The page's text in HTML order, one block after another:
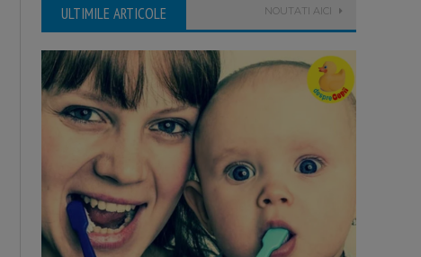
ULTIMILE ARTICOLE NOUTATI AICI